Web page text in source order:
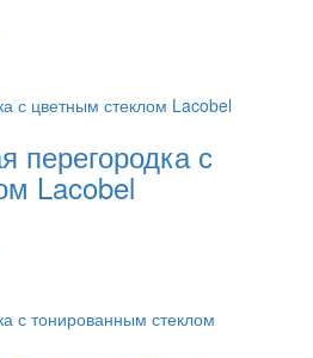
перегородка с
Lacobel